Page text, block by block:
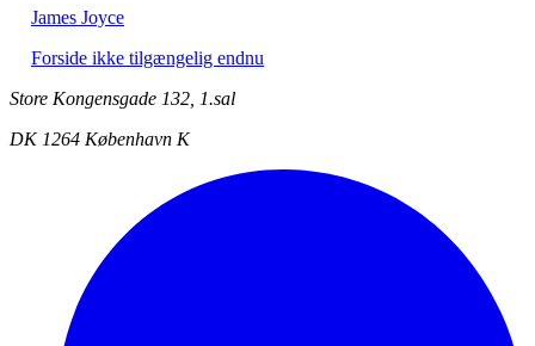
James Joyce
Forside ikke tilgængelig endnu
Store Kongensgade 132, 1.sal
DK 1264 København K